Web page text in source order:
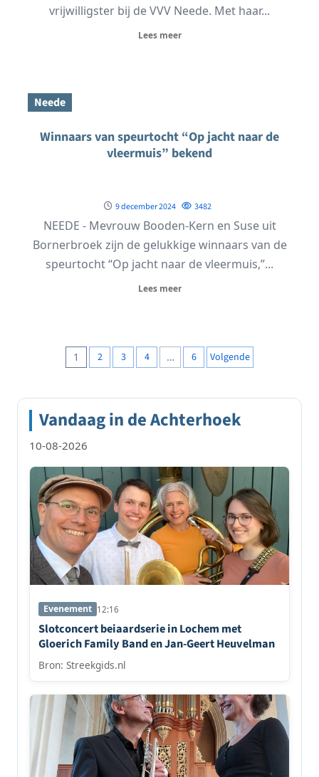
vrijwilligster bij de VVV Neede. Met haar...
Lees meer
Neede
Winnaars van speurtocht “Op jacht naar de
vleermuis” bekend
9 december 2024 3482
NEEDE - Mevrouw Booden-Kern en Suse uit
Bornerbroek zijn de gelukkige winnaars van de
speurtocht “Op jacht naar de vleermuis,”...
Lees meer
Berichten
1 2 3 4 … 6 Volgende
Vandaag in de Achterhoek
10-08-2026
Evenement 12:16
Slotconcert beiaardserie in Lochem met
Gloerich Family Band en Jan-Geert Heuvelman
Bron: Streekgids.nl